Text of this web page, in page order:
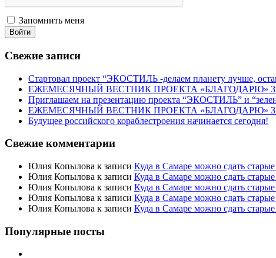
Запомнить меня
Войти
Свежие записи
Стартовал проект “ЭКОСТИЛЬ -делаем планету лучше,
ЕЖЕМЕСЯЧНЫЙ ВЕСТНИК ПРОЕКТА «БЛАГОДАРЮ»
Приглашаем на презентацию проекта “ЭКОСТИЛЬ” и
ЕЖЕМЕСЯЧНЫЙ ВЕСТНИК ПРОЕКТА «БЛАГОДАРЮ»
Будущее российского кораблестроения начинается сегодня!
Свежие комментарии
Юлия Копылова к записи Куда в Самаре можно сдать
Юлия Копылова к записи Куда в Самаре можно сдать
Юлия Копылова к записи Куда в Самаре можно сдать
Юлия Копылова к записи Куда в Самаре можно сдать
Юлия Копылова к записи Куда в Самаре можно сдать
Популярные посты